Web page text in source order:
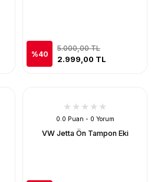
%40
5.000,00 TL
2.999,00 TL
0.0 Puan - 0 Yorum
VW Jetta Ön Tampon Eki